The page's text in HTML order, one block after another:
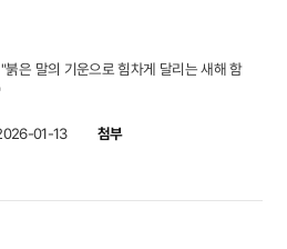
은 말의 기운으로 힘차게 달리는 새해 함
01-13
첨부